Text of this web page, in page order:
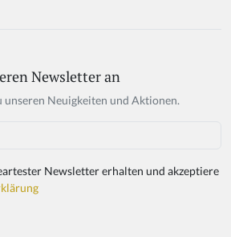
Newsletter an
unseren Neuigkeiten und Aktionen.
Newsletter erhalten und akzeptiere